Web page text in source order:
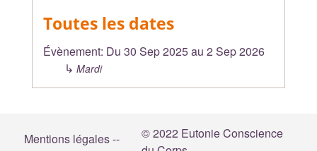
Toutes les dates
Évènement: Du 30 Sep 2025au 2 Sep 2026
↳ Mardi
Mentions légales --
© 2022 Eutonie Conscience